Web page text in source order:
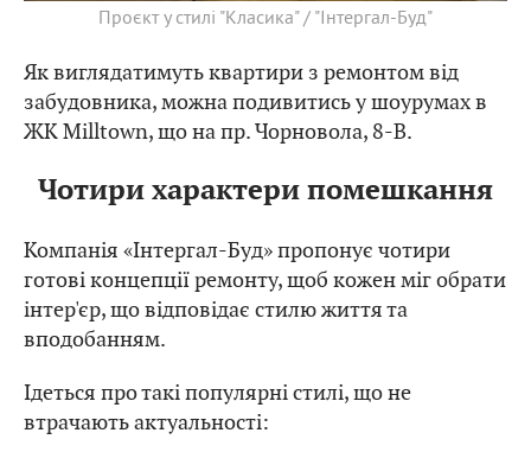
Проєкт у стилі "Класика" / "Інтергал-Буд"
Як виглядатимуть квартири з ремонтом від
забудовника, можна подивитись у шоурумах в
ЖК Milltown, що на пр. Чорновола, 8-В.
Чотири характери помешкання
Компанія «Інтергал-Буд» пропонує чотири
готові концепції ремонту, щоб кожен міг обрати
інтер'єр, що відповідає стилю життя та
вподобанням.
Ідеться про такі популярні стилі, що не
втрачають актуальності: